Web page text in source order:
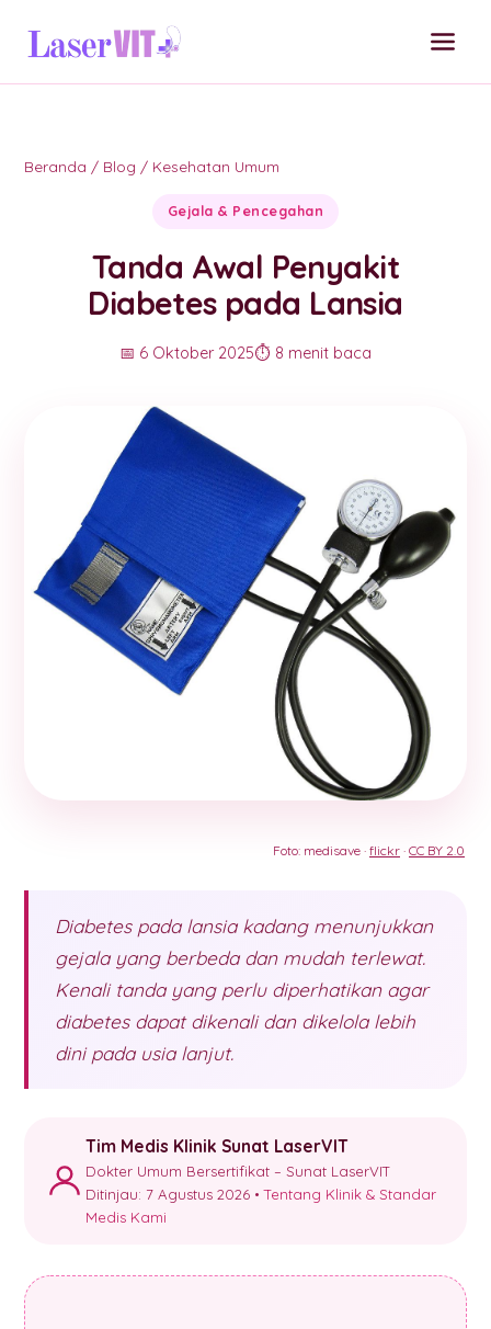
Beranda / Blog / Kesehatan Umum
Gejala & Pencegahan
Tanda Awal Penyakit
Diabetes pada Lansia
📅 6 Oktober 2025⏱️ 8 menit baca
Foto: medisave · flickr · CC BY 2.0
Diabetes pada lansia kadang menunjukkan
gejala yang berbeda dan mudah terlewat.
Kenali tanda yang perlu diperhatikan agar
diabetes dapat dikenali dan dikelola lebih
dini pada usia lanjut.
Tim Medis Klinik Sunat LaserVIT
Dokter Umum Bersertifikat – Sunat LaserVIT
Ditinjau: 7 Agustus 2026 •Tentang Klinik & Standar
Medis Kami